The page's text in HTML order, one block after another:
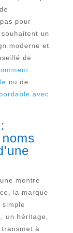
pour
un
moderne et
de
ou de
avec
montre
la marque
un héritage,
à